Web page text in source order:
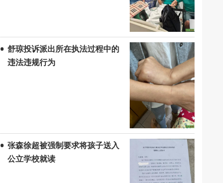
舒琼投诉派出所在执法过程中的
违法违规行为
张森徐超被强制要求将孩子送入
公立学校就读